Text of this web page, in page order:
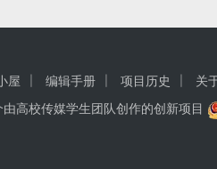
屋 编辑手册 项目历史 关
由高校传媒学生团队创作的创新项目